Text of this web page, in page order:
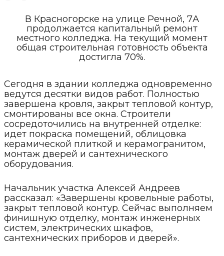
В Красногорске на улице Речной, 7А
продолжается капитальный ремонт
местного колледжа. На текущий момент
общая строительная готовность объекта
достигла 70%.
Сегодня в здании колледжа одновременно
ведутся десятки видов работ. Полностью
завершена кровля, закрыт тепловой контур,
смонтированы все окна. Строители
сосредоточились на внутренней отделке:
идет покраска помещений, облицовка
керамической плиткой и керамогранитом,
монтаж дверей и сантехнического
оборудования.
Начальник участка Алексей Андреев
рассказал: «Завершены кровельные работы,
закрыт тепловой контур. Сейчас выполняем
финишную отделку, монтаж инженерных
систем, электрических шкафов,
сантехнических приборов и дверей».